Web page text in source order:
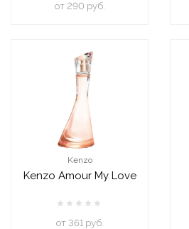
oт 290 руб.
Kenzo
Kenzo Amour My Love
oт 361 руб.